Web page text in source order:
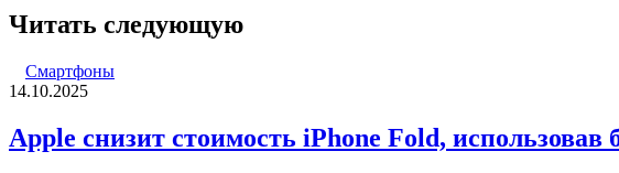
Читать следующую
Смартфоны
14.10.2025
Apple снизит стоимость iPhone Fold,